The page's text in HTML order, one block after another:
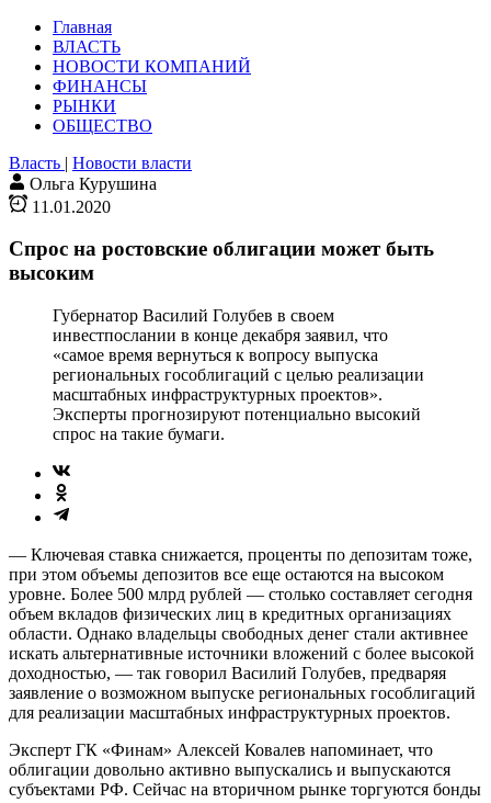
Главная
ВЛАСТЬ
НОВОСТИ КОМПАНИЙ
ФИНАНСЫ
РЫНКИ
ОБЩЕСТВО
Власть | Новости власти
Ольга Курушина
11.01.2020
Спрос на ростовские облигации может быть
высоким
Губернатор Василий Голубев в своем
инвестпослании в конце декабря заявил, что
«самое время вернуться к вопросу выпуска
региональных гособлигаций с целью реализации
масштабных инфраструктурных проектов».
Эксперты прогнозируют потенциально высокий
спрос на такие бумаги.
— Ключевая ставка снижается, проценты по депозитам тоже,
при этом объемы депозитов все еще остаются на высоком
уровне. Более 500 млрд рублей — столько составляет сегодня
объем вкладов физических лиц в кредитных организациях
области. Однако владельцы свободных денег стали активнее
искать альтернативные источники вложений с более высокой
доходностью, — так говорил Василий Голубев, предваряя
заявление о возможном выпуске региональных гособлигаций
для реализации масштабных инфраструктурных проектов.
Эксперт ГК «Финам» Алексей Ковалев напоминает, что
облигации довольно активно выпускались и выпускаются
субъектами РФ. Сейчас на вторичном рынке торгуются бонды